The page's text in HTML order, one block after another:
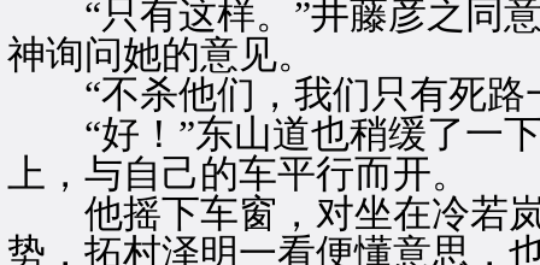
“只有这样。”井藤彦之同意
神询问她的意见。
“不杀他们，我们只有死路
“好！”东山道也稍缓了一下
上，与自己的车平行而开。
他摇下车窗，对坐在冷若岚
势，拓村泽明一看便懂意思，